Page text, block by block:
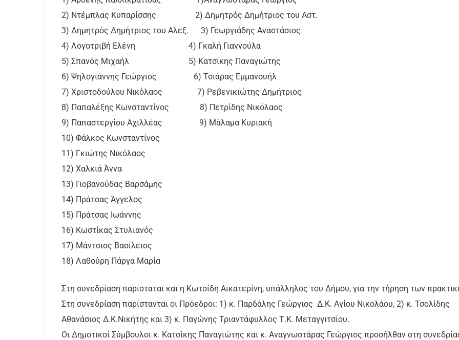
2) Ντέμπλας Κυπαρίσσης 2) Δημητρός Δημήτριος του Αστ.
3) Δημητρός Δημήτριος του Αλεξ. 3) Γεωργιάδης Αναστάσιος
4) Λογοτριβή Ελένη 4) Γκαλή Γιαννούλα
5) Σπανός Μιχαήλ 5) Κατσίκης Παναγιώτης
6) Ψηλογιάννης Γεώργιος 6) Τσιάρας Εμμανουήλ
7) Χριστοδούλου Νικόλαος 7) Ρεβενικιώτης Δημήτριος
8) Παπαλέξης Κωνσταντίνος 8) Πετρίδης Νικόλαος
9) Παπαστεργίου Αχιλλέας 9) Μάλαμα Κυριακή
10) Φάλκος Κωνσταντίνος
11) Γκιώτης Νικόλαος
12) Χαλκιά Άννα
13) Γιοβανούδας Βαρσάμης
14) Πράτσας Άγγελος
15) Πράτσας Ιωάννης
16) Κωστίκας Στυλιανός
17) Μάντσιος Βασίλειος
18) Λαθούρη Πάργα Μαρία
Στη συνεδρίαση παρίσταται και η Κωτσίδη Αικατερίνη, υπάλληλος του Δήμου, για την τήρηση των
Στη συνεδρίαση παρίστανται οι Πρόεδροι: 1) κ. Παρδάλης Γεώργιος Δ.Κ. Αγίου Νικολάου, 2) κ. Τσολίδης
Αθανάσιος Δ.Κ.Νικήτης και 3) κ. Παγώνης Τριαντάφυλλος Τ.Κ. Μεταγγιτσίου.
Οι Δημοτικοί Σύμβουλοι κ. Κατσίκης Παναγιώτης και κ. Αναγνωστάρας Γεώργιος προσήλθαν στη